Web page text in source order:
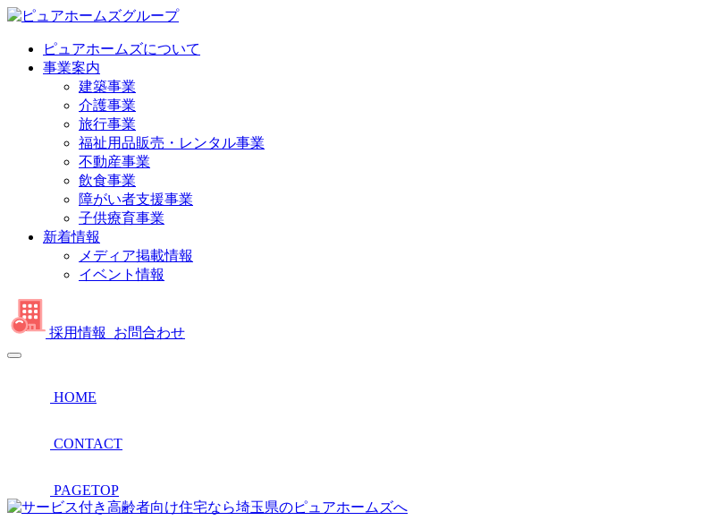
ピュアホームズについて
事業案内
建築事業
介護事業
旅行事業
福祉用品販売・レンタル事業
不動産事業
飲食事業
障がい者支援事業
子供療育事業
新着情報
メディア掲載情報
イベント情報
採用情報 お問合わせ
HOME
CONTACT
PAGETOP